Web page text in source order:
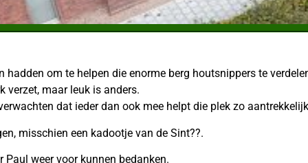
om te helpen die enorme berg houtsnippers te
verzet, maar leuk is anders.
dat ieder dan ook mee helpt die plek zo
misschien een kadootje van de Sint??.
weer voor kunnen bedanken.